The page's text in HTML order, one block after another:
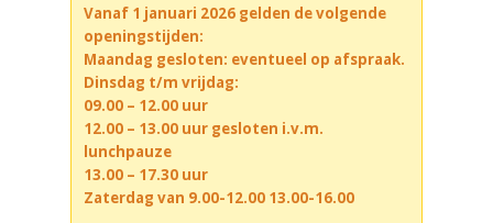
Vanaf 1 januari 2026 gelden de volgende
openingstijden:
Maandag gesloten: eventueel op afspraak.
Dinsdag t/m vrijdag:
09.00 – 12.00 uur
12.00 – 13.00 uur gesloten i.v.m.
lunchpauze
13.00 – 17.30 uur
Zaterdag van 9.00-12.00 13.00-16.00